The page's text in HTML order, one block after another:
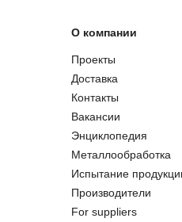
О компании
Проекты
Доставка
Контакты
Вакансии
Энциклопедия
Металлообработка
Испытание
Производители
For suppliers